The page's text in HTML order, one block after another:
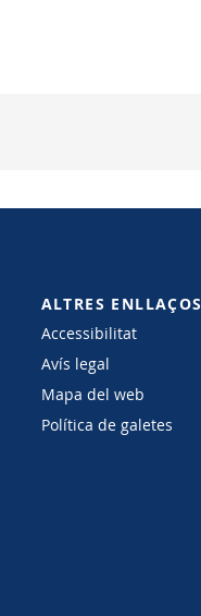
ALTRES ENLLAÇOS
Accessibilitat
Avís legal
Mapa del web
Política de galetes